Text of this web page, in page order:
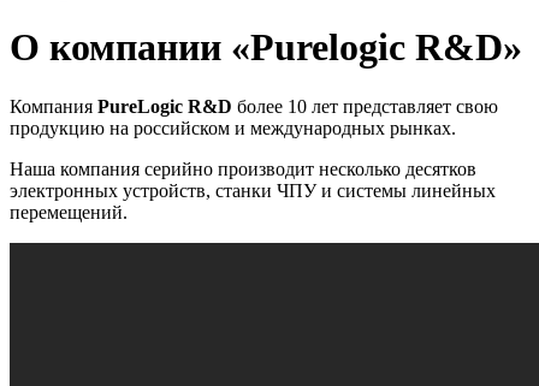
О компании «Purelogic R&D»
Компания PureLogic R&D более 10 лет представляет свою
продукцию на российском и международных рынках.
Наша компания серийно производит несколько десятков
электронных устройств, станки ЧПУ и системы линейных
перемещений.